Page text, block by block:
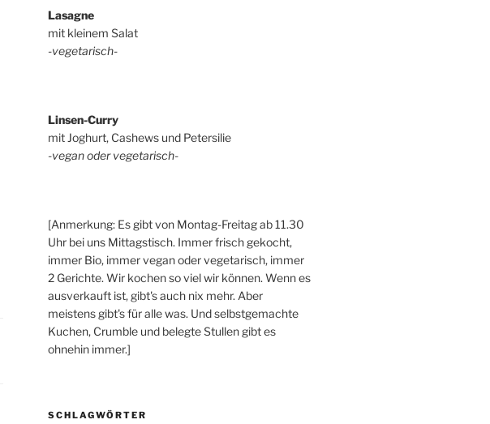
Lasagne
mit kleinem Salat
-vegetarisch-
Linsen-Curry
mit Joghurt, Cashews und Petersilie
-vegan oder vegetarisch-
[Anmerkung: Es gibt von Montag-Freitag ab 11.30
Uhr bei uns Mittagstisch. Immer frisch gekocht,
immer Bio, immer vegan oder vegetarisch, immer
2 Gerichte. Wir kochen so viel wir können. Wenn es
ausverkauft ist, gibt's auch nix mehr. Aber
meistens gibt's für alle was. Und selbstgemachte
Kuchen, Crumble und belegte Stullen gibt es
ohnehin immer.]
SCHLAGWÖRTER